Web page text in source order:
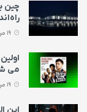
می‌